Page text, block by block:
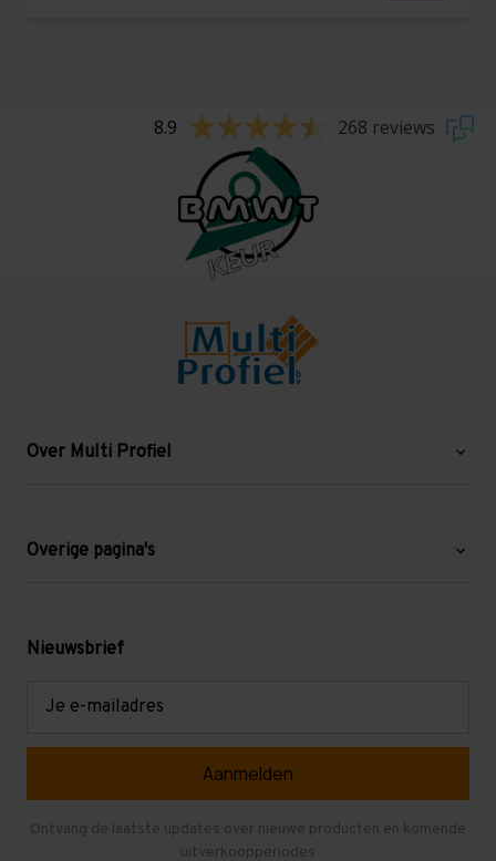
8.9 268 reviews
Over Multi Profiel
Blog
Levering en afhalen
Overige pagina's
Mezzanine
Gebruikte entresolvloeren
Nieuwsbrief
Ontvang de laatste updates over nieuwe producten en komende
uitverkoopperiodes